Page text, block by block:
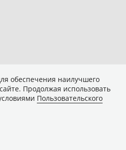
обеспечения наилучшего
Продолжая использовать
Пользовательского